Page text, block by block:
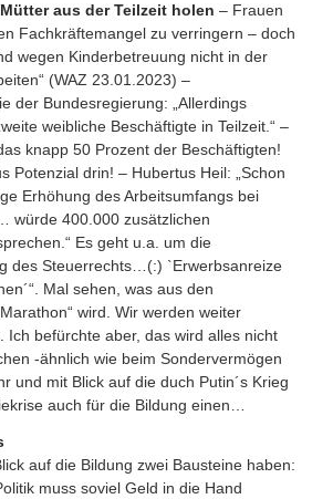
aus der Teilzeit holen – Frauen
Fachkräftemangel zu verringern – doch
wegen Kinderbetreuung nicht in der
(WAZ 23.01.2023) –
der Bundesregierung: „Allerdings
weibliche Beschäftigte in Teilzeit.“ –
knapp 50 Prozent der Beschäftigten!
Potenzial drin! – Hubertus Heil: „Schon
Erhöhung des Arbeitsumfangs bei
würde 400.000 zusätzlichen
Es geht u.a. um die
des Steuerrechts…(:) `Erwerbsanreize
Mal sehen, was aus den
wird. Wir werden weiter
Ich befürchte aber, das wird alles nicht
-ähnlich wie beim Sondervermögen
und mit Blick auf die duch Putin´s Krieg
auch für die Bildung einen…
auf die Bildung zwei Bausteine haben:
muss soviel Geld in die Hand